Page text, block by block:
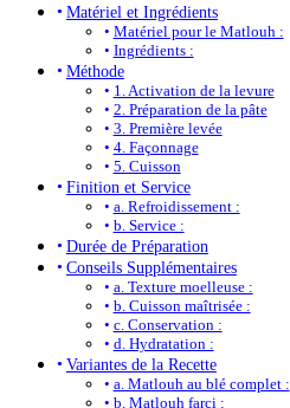
Matériel et Ingrédients
Matériel pour le Matlouh :
Ingrédients :
Méthode
1. Activation de la levure
2. Préparation de la pâte
3. Première levée
4. Façonnage
5. Cuisson
Finition et Service
a. Refroidissement :
b. Service :
Durée de Préparation
Conseils Supplémentaires
a. Texture moelleuse :
b. Cuisson maîtrisée :
c. Conservation :
d. Hydratation :
Variantes de la Recette
a. Matlouh au blé complet :
b. Matlouh farci :